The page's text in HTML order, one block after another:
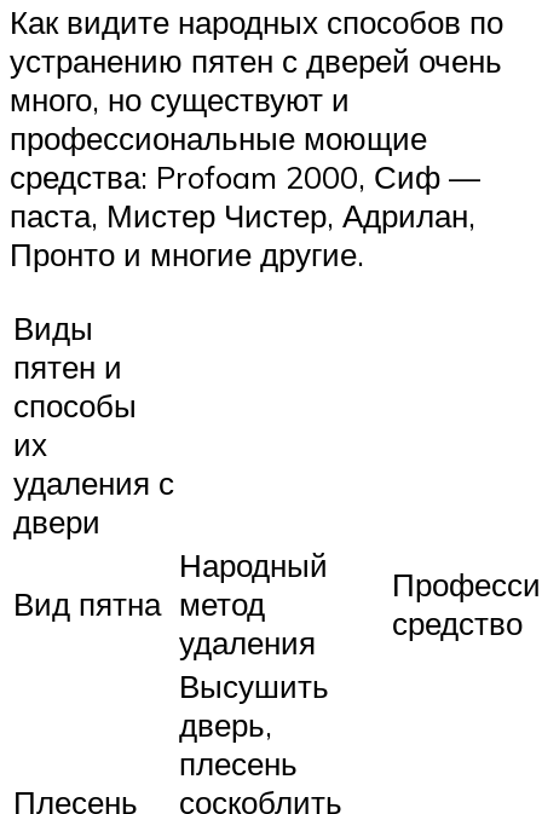
Как видите народных способов по
устранению пятен с дверей очень
много, но существуют и
профессиональные моющие
средства: Profoam 2000, Сиф —
паста, Мистер Чистер, Адрилан,
Пронто и многие другие.
Виды
пятен и
способы
их
удаления с
двери
Вид пятна
Народный
метод
удаления
средство
Плесень
Высушить
дверь,
плесень
соскоблить